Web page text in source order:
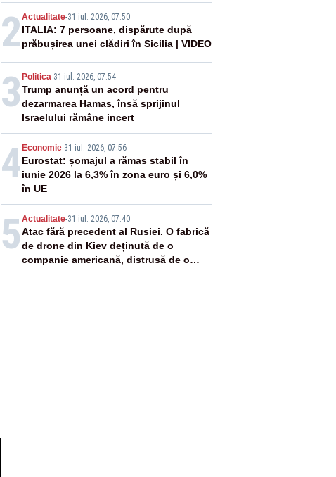
2Actualitate-31 iul. 2026, 07:50
ITALIA: 7 persoane, dispărute după
prăbușirea unei clădiri în Sicilia | VIDEO
3 Politica-31 iul. 2026, 07:54
Trump anunță un acord pentru
dezarmarea Hamas, însă sprijinul
Israelului rămâne incert
4 Economie-31 iul. 2026, 07:56
Eurostat: șomajul a rămas stabil în
iunie 2026 la 6,3% în zona euro și 6,0%
în UE
5 Actualitate-31 iul. 2026, 07:40
Atac fără precedent al Rusiei. O fabrică
de drone din Kiev deținută de o
companie americană, distrusă de o